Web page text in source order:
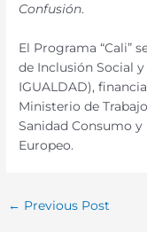
Confusión.
El Programa “Cali”
de Inclusión Social
IGUALDAD),
Ministerio de
Sanidad Consumo
Europeo.
← Previous Post